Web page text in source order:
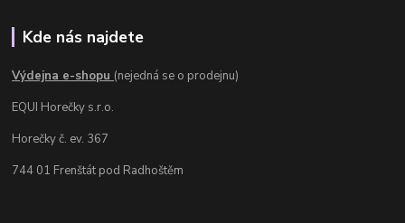
Kde nás najdete
Výdejna e-shopu (nejedná se o prodejnu)
EQUI Horečky s.r.o.
Horečky č. ev. 367
744 01 Frenštát pod Radhoštěm